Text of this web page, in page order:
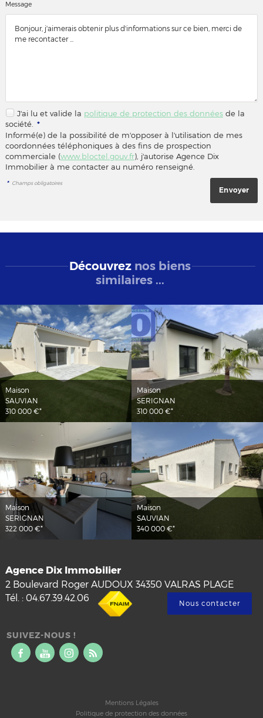
Message
J'ai lu et valide la politique de protection des donnéesde la
société. *
Informé(e) de la possibilité de m'opposer à l'utilisation de mes
coordonnées téléphoniques à des fins de prospection
commerciale (www.bloctel.gouv.fr), j'autorise Agence Dix
Immobilier à me contacter au numéro renseigné.
* Champs obligatoires
Découvrez nos biens
similaires ...
Maison
SAUVIAN
310 000 €*
Maison
SERIGNAN
310 000 €*
Maison
SERIGNAN
322 000 €*
Maison
SAUVIAN
340 000 €*
Agence Dix Immobilier
2 Boulevard Roger AUDOUX 34350 VALRAS PLAGE
Tél. : 04.67.39.42.06 Nous contacter
SUIVEZ-NOUS !
Mentions Légales
Politique de protection des données